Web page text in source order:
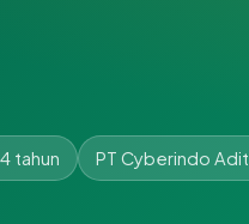
tahun PT Cyberindo